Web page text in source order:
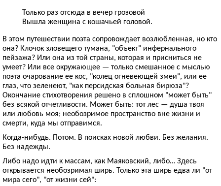
Только раз отсюда в вечер грозовой
Вышла женщина с кошачьей головой.
В этом путешествии поэта сопровождает возлюбленная, но кто
она? Клочок зловещего тумана, "объект" инфернального
пейзажа? Или она из той страны, которая и присниться не
умеет? Или все окружающее — только смешанное с мыслью
поэта очарование ее кос, "колец огневеющей змеи", или ее
глаз, что зеленеют, "как персидская больная бирюза"?
Окончание стихотворения решено в сплошном "может быть"
без всякой отчетливости. Может быть: тот лес — душа твоя
или любовь моя; необозримое пространство вне жизни и
смерти, куда мы отправимся.
Когда-нибудь. Потом. В поисках новой любви. Без желания.
Без надежды.
Либо надо идти к массам, как Маяковский, либо… Здесь
открывается необозримая ширь. Только эта ширь едва ли "от
мира сего", "от жизни сей":